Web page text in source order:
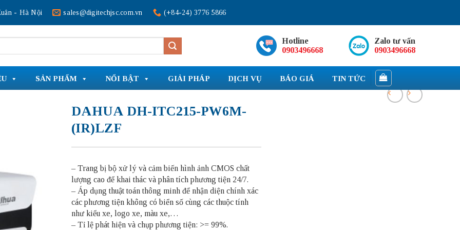
- Hà Nội sales@digitechjsc.com.vn (+84-24) 3776 5866
Hotline
0903496668
Zalo tư vấn
0903496668
SẢN PHẨM NỔI BẬT GIẢI PHÁP DỊCH VỤ BÁO GIÁ TIN TỨC
DAHUA DH-ITC215-PW6M-
(IR)LZF
– Trang bị bộ xử lý và cảm biến hình ảnh CMOS chất
lượng cao để khai thác và phân tích phương tiện 24/7.
– Áp dụng thuật toán thông minh để nhận diện chính xác
các phương tiện không có biển số cùng các thuộc tính
như kiểu xe, logo xe, màu xe,…
– Tỉ lệ phát hiện và chụp phương tiện: >= 99%.